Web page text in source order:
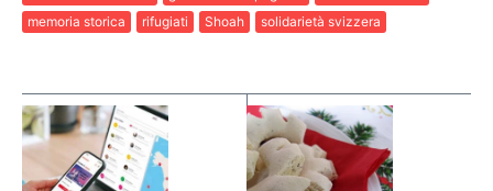
memoria storica
rifugiati Shoah solidarietà svizzera